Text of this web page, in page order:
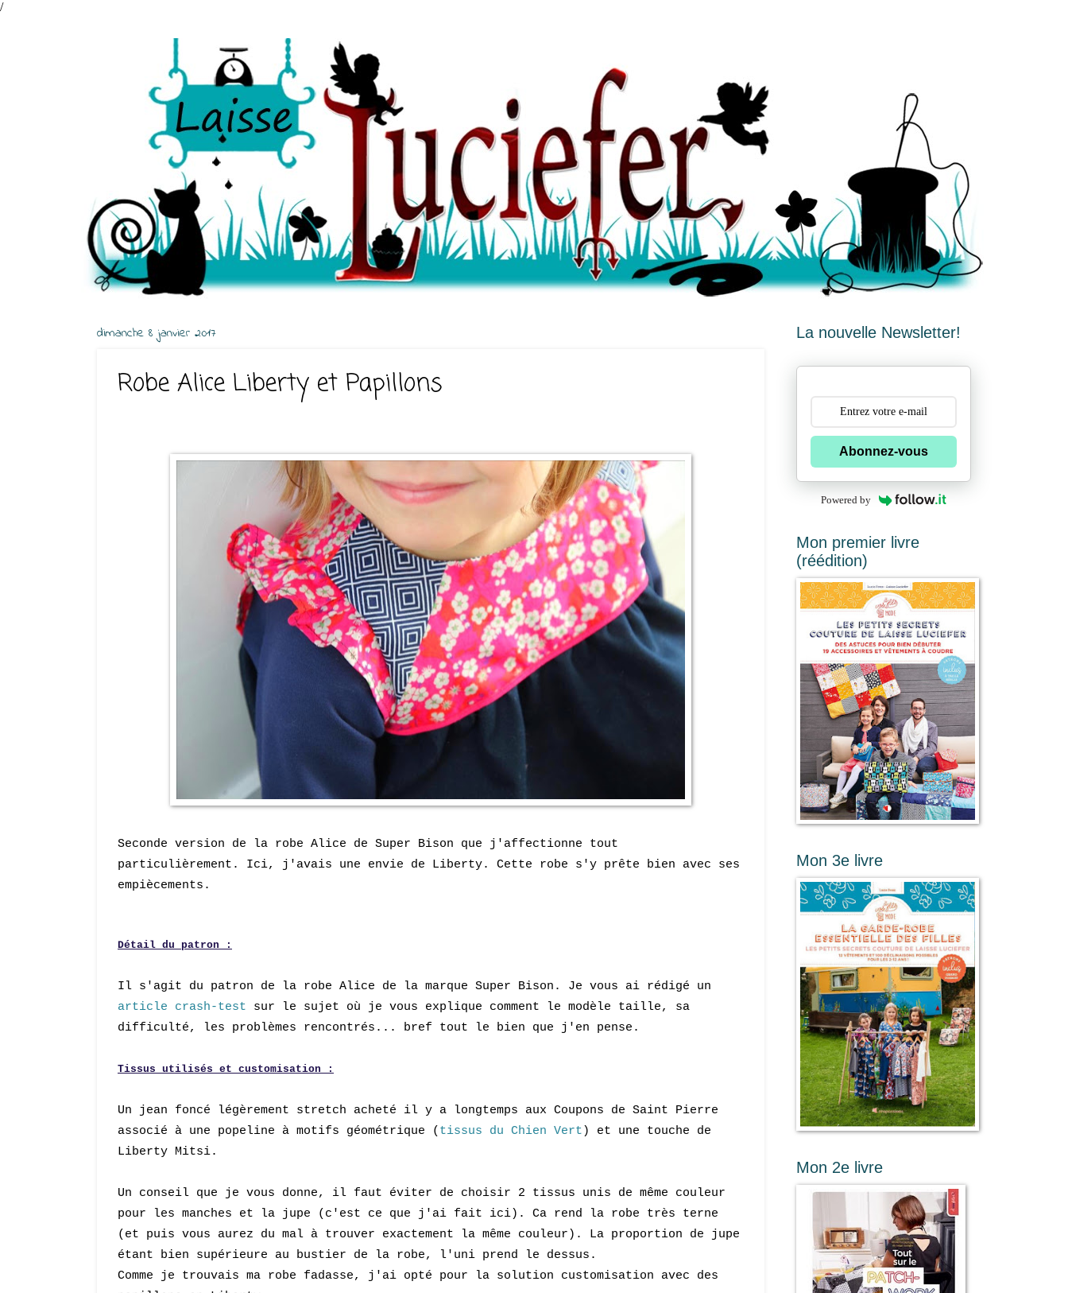
/
dimanche 8 janvier 2017
Robe Alice Liberty et Papillons
Seconde version de la robe Alice de Super Bison que j'affectionne tout
particulièrement. Ici, j'avais une envie de Liberty. Cette robe s'y prête bien avec ses
empiècements.
Détail du patron :
Il s'agit du patron de la robe Alice de la marque Super Bison. Je vous ai rédigé un
article crash-test sur le sujet où je vous explique comment le modèle taille, sa
difficulté, les problèmes rencontrés... bref tout le bien que j'en pense.
Tissus utilisés et customisation :
Un jean foncé légèrement stretch acheté il y a longtemps aux Coupons de Saint Pierre
associé à une popeline à motifs géométrique (tissus du Chien Vert) et une touche de
Liberty Mitsi.
Un conseil que je vous donne, il faut éviter de choisir 2 tissus unis de même couleur
pour les manches et la jupe (c'est ce que j'ai fait ici). Ca rend la robe très terne
(et puis vous aurez du mal à trouver exactement la même couleur). La proportion de jupe
étant bien supérieure au bustier de la robe, l'uni prend le dessus.
Comme je trouvais ma robe fadasse, j'ai opté pour la solution customisation avec des
La nouvelle Newsletter!
Abonnez-vous
Powered by
Mon premier livre
(réédition)
Mon 3e livre
Mon 2e livre